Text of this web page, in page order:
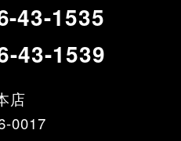
43-1535
43-1539
店
0017